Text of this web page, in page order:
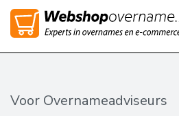
Voor Overnameadviseurs